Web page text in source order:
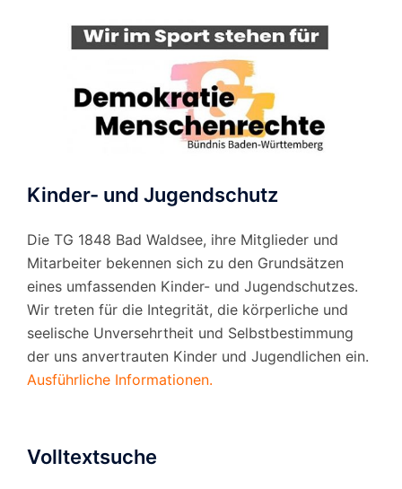
Kinder- und Jugendschutz
Die TG 1848 Bad Waldsee, ihre Mitglieder und
Mitarbeiter bekennen sich zu den Grundsätzen
eines umfassenden Kinder- und Jugendschutzes.
Wir treten für die Integrität, die körperliche und
seelische Unversehrtheit und Selbstbestimmung
der uns anvertrauten Kinder und Jugendlichen ein.
Ausführliche Informationen.
Volltextsuche